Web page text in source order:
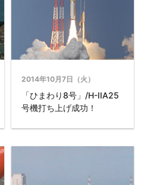
2014年10月7日（火）
「ひまわり8号」/H-IIA25
号機打ち上げ成功！